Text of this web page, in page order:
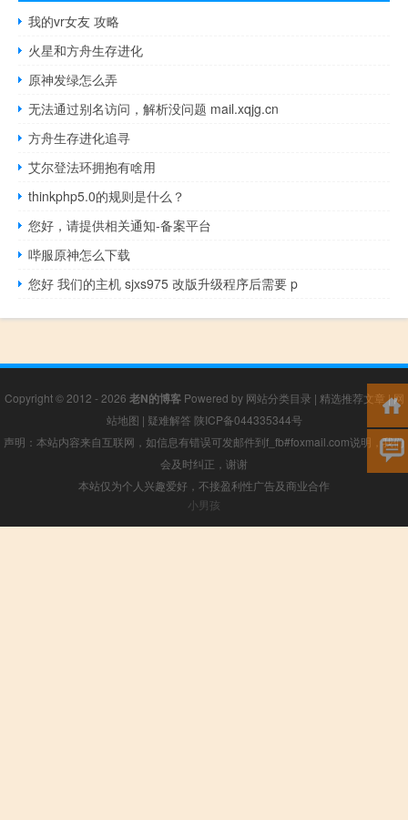
我的vr女友 攻略
火星和方舟生存进化
原神发绿怎么弄
无法通过别名访问，解析没问题 mail.xqjg.cn
方舟生存进化追寻
艾尔登法环拥抱有啥用
thinkphp5.0的规则是什么？
您好，请提供相关通知-备案平台
哔服原神怎么下载
您好 我们的主机 sjxs975 改版升级程序后需要 p
Copyright © 2012 - 2026 老N的博客Powered by 网站分类目录 | 精选推荐文章|网
站地图 | 疑难解答 陕ICP备044335344号
声明：本站内容来自互联网，如信息有错误可发邮件到f_fb#foxmail.com说明，我们
会及时纠正，谢谢
本站仅为个人兴趣爱好，不接盈利性广告及商业合作
小男孩